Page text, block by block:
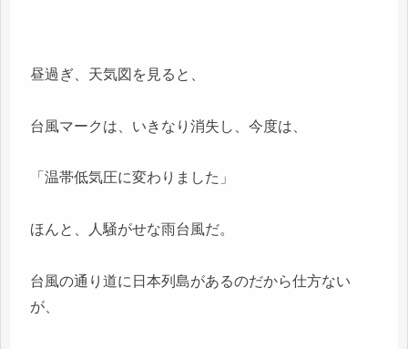
昼過ぎ、天気図を見ると、
台風マークは、いきなり消失し、今度は、
「温帯低気圧に変わりました」
ほんと、人騒がせな雨台風だ。
台風の通り道に日本列島があるのだから仕方ない
が、